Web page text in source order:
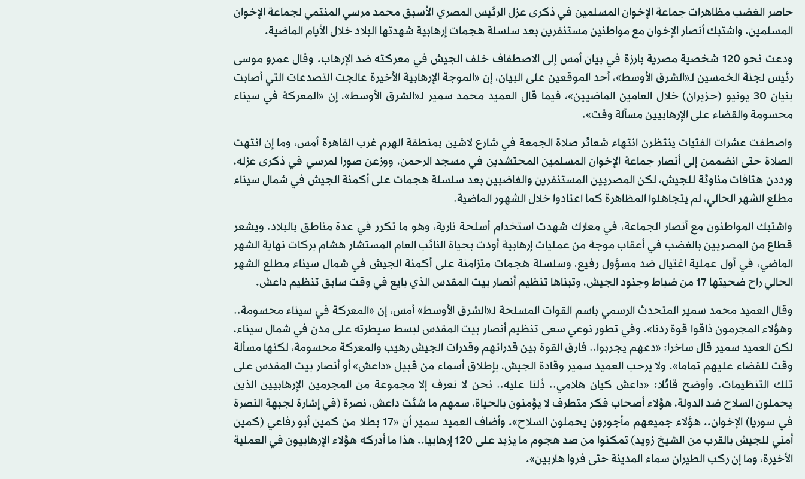
حاصر الغضب مظاهرات جماعة الإخوان المسلمين في ذكرى عزل الرئيس المصري الأسبق محمد مرسي المنتمي لجماعة الإخوان
المسلمين. واشتبك أنصار الإخوان مع مواطنين مستنفرين بعد سلسلة هجمات إرهابية شهدتها البلاد خلال الأيام الماضية.
ودعت نحو 120 شخصية مصرية بارزة في بيان أمس إلى الاصطفاف خلف الجيش في معركته ضد الإرهاب. وقال عمرو موسى
رئيس لجنة الخمسين لـ«الشرق الأوسط»، أحد الموقعين على البيان، إن «الموجة الإرهابية الأخيرة عالجت التصدعات التي أصابت
بنيان 30 يونيو (حزيران) خلال العامين الماضيين»، فيما قال العميد محمد سمير لـ«الشرق الأوسط»، إن «المعركة في سيناء
محسومة والقضاء على الإرهابيين مسألة وقت».
واصطفت عشرات الفتيات ينتظرن انتهاء شعائر صلاة الجمعة في شارع لاشين بمنطقة الهرم غرب القاهرة أمس، وما إن انتهت
الصلاة حتى انضممن إلى أنصار جماعة الإخوان المسلمين المحتشدين في مسجد الرحمن، ووزعن صورا لمرسي في ذكرى عزله،
ورددن هتافات مناوئة للجيش، لكن المصريين المستنفرين والغاضبين بعد سلسلة هجمات على أكمنة الجيش في شمال سيناء
مطلع الشهر الحالي، لم يتجاهلوا المظاهرة كما اعتادوا خلال الشهور الماضية.
واشتبك المواطنون مع أنصار الجماعة، في معارك شهدت استخدام أسلحة نارية، وهو ما تكرر في عدة مناطق بالبلاد. ويشعر
قطاع من المصريين بالغضب في أعقاب موجة من عمليات إرهابية أودت بحياة النائب العام المستشار هشام بركات نهاية الشهر
الماضي، في أول عملية اغتيال ضد مسؤول رفيع، وسلسلة هجمات متزامنة على أكمنة الجيش في شمال سيناء مطلع الشهر
الحالي راح ضحيتها 17 من ضباط وجنود الجيش، وتبناها تنظيم أنصار بيت المقدس الذي بايع في وقت سابق تنظيم داعش.
وقال العميد محمد سمير المتحدث الرسمي باسم القوات المسلحة لـ«الشرق الأوسط» أمس، إن «المعركة في سيناء محسومة..
وهؤلاء المجرمون ذاقوا قوة ردنا». وفي تطور نوعي سعى تنظيم أنصار بيت المقدس لبسط سيطرته على مدن في شمال سيناء،
لكن العميد سمير قال ساخرا: «دعهم يجربوا.. فارق القوة بين قدراتهم وقدرات الجيش رهيب والمعركة محسومة، لكنها مسألة
وقت للقضاء عليهم تماما». ولا يرحب العميد سمير وقادة الجيش، بإطلاق أسماء من قبيل «داعش» أو أنصار بيت المقدس على
تلك التنظيمات. وأوضح قائلا: «داعش كيان هلامي.. دُلنا عليه.. نحن لا نعرف إلا مجموعة من المجرمين الإرهابيين الذين
يحملون السلاح ضد الدولة، هؤلاء أصحاب فكر متطرف لا يؤمنون بالحياة، سمهم ما شئت داعش، نصرة (في إشارة لجبهة النصرة
في سوريا) الإخوان.. هؤلاء جميعهم مأجورون يحملون السلاح». وأضاف العميد سمير أن «17 بطلا من كمين أبو رفاعي (كمين
أمني للجيش بالقرب من الشيخ زويد) تمكنوا من صد هجوم ما يزيد على 120 إرهابيا.. هذا ما أدركه هؤلاء الإرهابيون في العملية
الأخيرة، وما إن ركب الطيران سماء المدينة حتى فروا هاربين».